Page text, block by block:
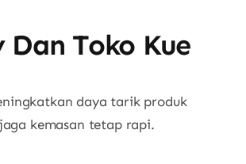
Dan Toko Kue
daya tarik produk
kemasan tetap rapi.